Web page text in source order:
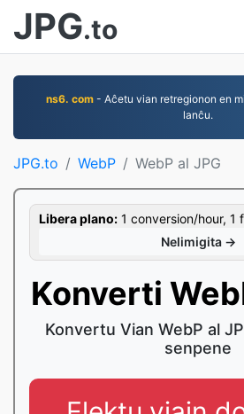
JPG.to
ns6. com - Aĉetu vian retregionon en
lanĉu.
JPG.to WebP WebP al JPG
Libera plano: 1 conversion/hour, 1
Nelimigita →
Konverti
Konvertu Vian WebP al
senpene